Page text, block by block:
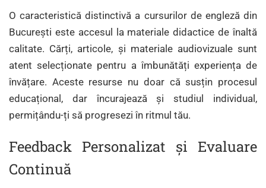
O caracteristică distinctivă a cursurilor de engleză din
București este accesul la materiale didactice de înaltă
calitate. Cărți, articole, și materiale audiovizuale sunt
atent selecționate pentru a îmbunătăți experiența de
învățare. Aceste resurse nu doar că susțin procesul
educațional, dar încurajează și studiul individual,
permițându-ți să progresezi în ritmul tău.
Feedback Personalizat și Evaluare
Continuă